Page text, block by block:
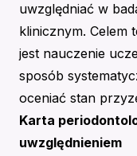
uwzględniać w
klinicznym. Celem
jest nauczenie
sposób
oceniać stan
Karta
uwzględnieniem